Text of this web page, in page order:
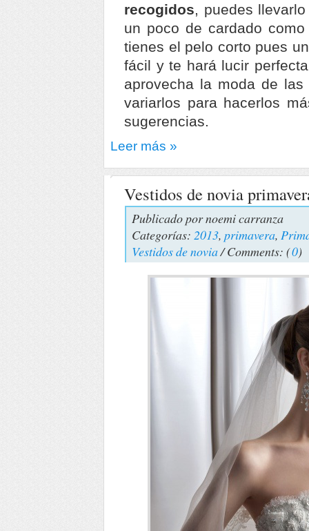
recogidos, puedes
un poco de cardado
tienes el pelo corto pues
fácil y te hará lucir
aprovecha la moda de
variarlos para hacerlos
sugerencias.
Leer más »
Vestidos de novia
Publicado pornoemi carranza
Categorías: 2013, primavera,
Vestidos de novia/ Comments: (0)